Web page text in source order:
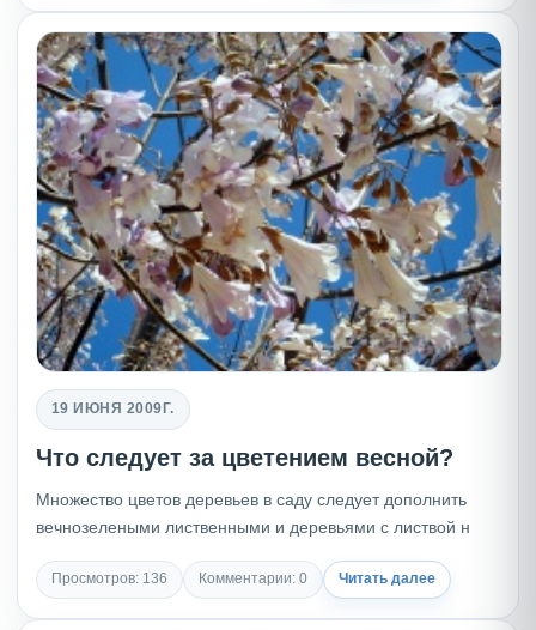
19 ИЮНЯ 2009Г.
Что следует за цветением весной?
Множество цветов деревьев в саду следует дополнить
вечнозелеными лиственными и деревьями с листвой н
Просмотров: 136 Комментарии: 0 Читать далее